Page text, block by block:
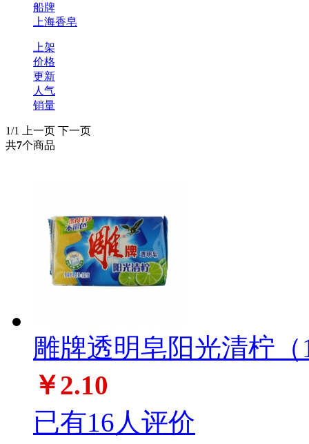
船牌
上海香皂
上架
价格
更新
人气
销量
1/1 上一页
下一页
共7个商品
雕牌透明皂阳光清柠
￥2.10
已有16人评价